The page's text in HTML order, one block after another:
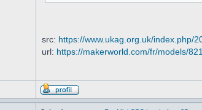
src: https://www.ukag.org.uk/index.php/
url: https://makerworld.com/fr/models/